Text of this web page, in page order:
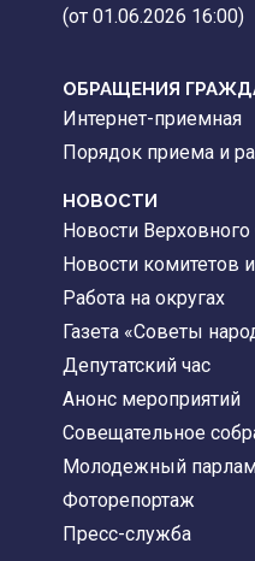
(от 01.06.2026 16:00)
ОБРАЩЕНИЯ
Интернет-приемная
Порядок приема и
НОВОСТИ
Новости Верховного
Новости комитетов
Работа на округах
Газета «Советы
Депутатский час
Анонс мероприятий
Совещательное
Молодежный
Фоторепортаж
Пресс-служба